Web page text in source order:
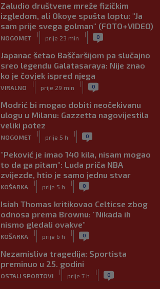
Zaludio društvene mreže fizičkim
izgledom, ali Okoye spušta loptu: "Ja
sam prije svega golman" (FOTO+VIDEO)
NOGOMET
|
prije 23 min
| 0
Japanac šetao Baščaršijom pa slučajno
sreo legendu Galatasaraya: Nije znao
ko je čovjek ispred njega
VIRALNO
|
prije 29 min
| 0
Modrić bi mogao dobiti neočekivanu
ulogu u Milanu: Gazzetta nagovijestila
veliki potez
NOGOMET
|
prije 5 h
| 0
"Peković je imao 140 kila, nisam mogao
to da ga pitam": Luda priča NBA
zvijezde, htio je samo jednu stvar
KOŠARKA
|
prije 5 h
| 0
Isiah Thomas kritikovao Celticse zbog
odnosa prema Brownu: "Nikada ih
nismo gledali ovakve"
KOŠARKA
|
prije 6 h
| 0
Nezamisliva tragedija: Sportista
preminuo u 25. godini
OSTALI SPORTOVI
|
prije 7 h
| 0